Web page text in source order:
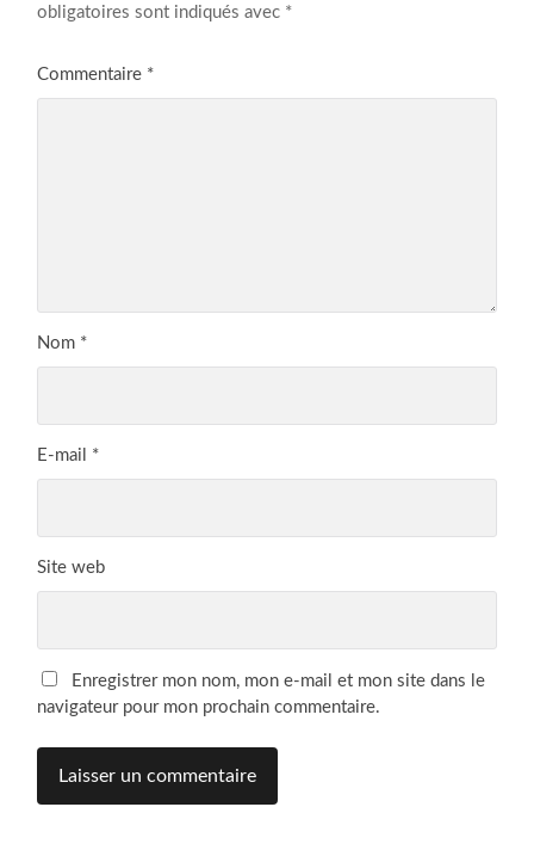
obligatoires sont indiqués avec *
Commentaire *
Nom *
E-mail *
Site web
Enregistrer mon nom, mon e-mail et mon site dans le
navigateur pour mon prochain commentaire.